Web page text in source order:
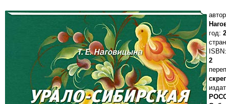
год:
ISBN:
2